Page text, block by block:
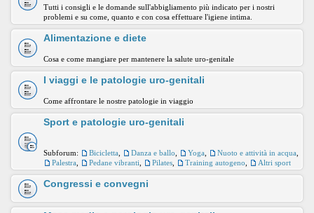
Tutti i consigli e le domande sull'abbigliamento più indicato per i nostri
problemi e su come, quanto e con cosa effettuare l'igiene intima.
Alimentazione e diete
Cosa e come mangiare per mantenere la salute uro-genitale
I viaggi e le patologie uro-genitali
Come affrontare le nostre patologie in viaggio
Sport e patologie uro-genitali
Subforum: Bicicletta Danza e ballo Yoga Nuoto e attività in acqua
Palestra
Pedane vibranti Pilates Training autogeno Altri sport
Congressi e convegni